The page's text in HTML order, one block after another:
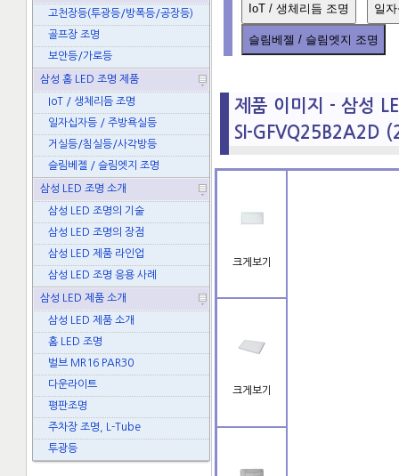
고천장등(투광등/방폭등/공장등)
골프장 조명
보안등/가로등
삼성 홈 LED 조명 제품
IoT / 생체리듬 조명
일자십자등 / 주방욕실등
거실등/침실등/사각방등
슬림베젤 / 슬림엣지 조명
삼성 LED 조명 소개
삼성 LED 조명의 기술
삼성 LED 조명의 장점
삼성 LED 제품 라인업
삼성 LED 조명 응용 사례
삼성 LED 제품 소개
삼성 LED 제품 소개
홈 LED 조명
벌브 MR16 PAR30
다운라이트
평판조명
주차장 조명, L-Tube
투광등
IoT / 생체리듬 조명 일
슬림베젤 / 슬림엣지 조명
제품 이미지 - 삼성
SI-GFVQ25B2A2D
크게보기
크게보기